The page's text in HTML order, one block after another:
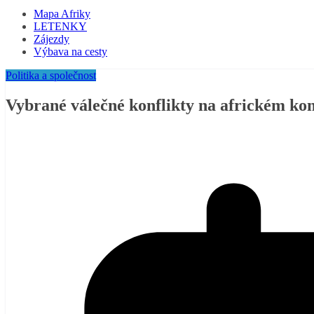
Mapa Afriky
LETENKY
Zájezdy
Výbava na cesty
Politika a společnost
Vybrané válečné konflikty na africkém